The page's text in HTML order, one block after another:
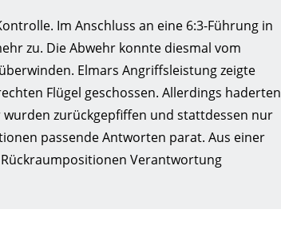
Im Anschluss an eine 6:3-Führung in
zu. Die Abwehr konnte diesmal vom
Elmars Angriffsleistung zeigte
Flügel geschossen. Allerdings haderten
zurückgepfiffen und stattdessen nur
passende Antworten parat. Aus einer
Verantwortung